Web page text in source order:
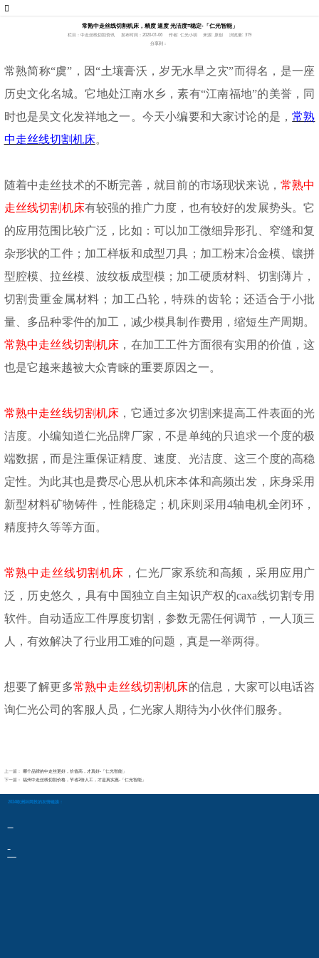
常熟中走丝线切割机床，精度 速度 光洁度=稳定-「仁光智能」
栏目：中走丝线切割资讯 发布时间：2020-01-06 作者: 仁光小胡 来源: 原创
浏览量: 319
分享到：
常熟简称“虞”，因“土壤膏沃，岁无水旱之灾”而得名，是一座
历史文化名城。它地处江南水乡，素有“江南福地”的美誉，同
时也是吴文化发祥地之一。今天小编要和大家讨论的是，常熟
中走丝线切割机床。
随着中走丝技术的不断完善，就目前的市场现状来说，常熟中
走丝线切割机床有较强的推广力度，也有较好的发展势头。它
的应用范围比较广泛，比如：可以加工微细异形孔、窄缝和复
杂形状的工件；加工样板和成型刀具；加工粉末冶金模、镶拼
型腔模、拉丝模、波纹板成型模；加工硬质材料、切割薄片，
切割贵重金属材料；加工凸轮，特殊的齿轮；还适合于小批
量、多品种零件的加工，减少模具制作费用，缩短生产周期。
常熟中走丝线切割机床 ，在加工工件方面很有实用的价值，这
也是它越来越被大众青睐的重要原因之一。
常熟中走丝线切割机床 ，它通过多次切割来提高工件表面的光
洁度。小编知道仁光品牌厂家，不是单纯的只追求一个度的极
端数据，而是注重保证精度、速度、光洁度、这三个度的高稳
定性。为此其也是费尽心思从机床本体和高频出发，床身采用
新型材料矿物铸件，性能稳定；机床则采用 4轴电机全闭环，
精度持久等等方面。
常熟中走丝线切割机床 ，仁光厂家系统和高频，采用应用广
泛，历史悠久，具有中国独立自主知识产权的caxa线切割专用
软件。自动适应工件厚度切割，参数无需任何调节，一人顶三
人，有效解决了行业用工难的问题，真是一举两得。
想要了解更多常熟中走丝线切割机床的信息，大家可以电话咨
询仁光公司的客服人员，仁光家人期待为小伙伴们服务。
上一篇：
哪个品牌的中走丝更好，价值高，才真好-「仁光智能」
下一篇： 福州中走丝线切割价格，节省2倍人工，才是真实惠-「仁光智能」
2024欧洲杯网投的友情链接：